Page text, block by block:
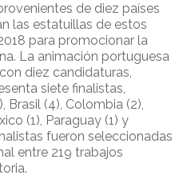
de diez países
las estatuillas de estos
para promocionar la
La animación portuguesa
diez candidaturas,
siete finalistas,
Brasil (4), Colombia (2),
(1), Paraguay (1) y
fueron seleccionadas
entre 219 trabajos